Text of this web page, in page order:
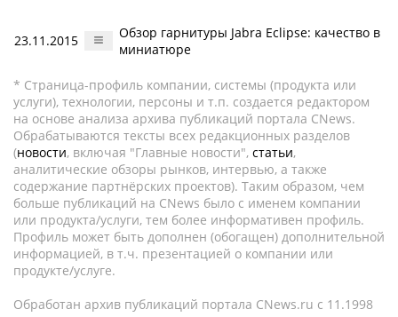
23.11.2015
Обзор гарнитуры Jabra Eclipse: качество в
миниатюре
* Страница-профиль компании, системы (продукта или
услуги), технологии, персоны и т.п. создается редактором
на основе анализа архива публикаций портала CNews.
Обрабатываются тексты всех редакционных разделов
(новости, включая "Главные новости", статьи,
аналитические обзоры рынков, интервью, а также
содержание партнёрских проектов). Таким образом, чем
больше публикаций на CNews было с именем компании
или продукта/услуги, тем более информативен профиль.
Профиль может быть дополнен (обогащен) дополнительной
информацией, в т.ч. презентацией о компании или
продукте/услуге.
Обработан архив публикаций портала CNews.ru c 11.1998